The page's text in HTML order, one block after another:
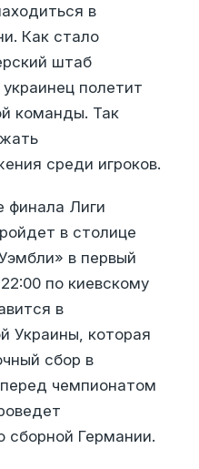
в
Как стало
штаб
полетит
команды. Так
среди игроков.
финала Лиги
в столице
в первый
по киевскому
в
Украины, которая
сбор в
чемпионатом
сборной Германии.